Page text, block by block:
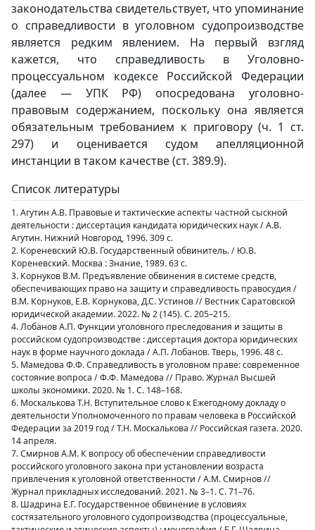
законодательства свидетельствует, что упоминание
о справедливости в уголовном судопроизводстве
является редким явлением. На первый взгляд
кажется, что справедливость в Уголовно-
процессуальном кодексе Российской Федерации
(далее — УПК РФ) опосредована уголовно-
правовым содержанием, поскольку она является
обязательным требованием к приговору (ч. 1 ст.
297) и оценивается судом апелляционной
инстанции в таком качестве (ст. 389.9).
Список литературы
1. Агутин А.В. Правовые и тактические аспекты частной сыскной
деятельности : диссертация кандидата юридических наук / А.В.
Агутин. Нижний Новгород, 1996. 309 с.
2. Кореневский Ю.В. Государственный обвинитель. / Ю.В.
Кореневский. Москва : Знание, 1989. 63 с.
3. Корнуков В.М. Предъявление обвинения в системе средств,
обеспечивающих право на защиту и справедливость правосудия /
В.М. Корнуков, Е.В. Корнукова, Д.С. Устинов // Вестник Саратовской
юридической академии. 2022. № 2 (145). С. 205–215.
4. Лобанов А.П. Функции уголовного преследования и защиты в
российском судопроизводстве : диссертация доктора юридических
наук в форме научного доклада / А.П. Лобанов. Тверь, 1996. 48 с.
5. Мамедова Ф.Ф. Справедливость в уголовном праве: современное
состояние вопроса / Ф.Ф. Мамедова // Право. Журнал Высшей
школы экономики. 2020. № 1. С. 148–168.
6. Москалькова Т.Н. Вступительное слово к Ежегодному докладу о
деятельности Уполномоченного по правам человека в Российской
Федерации за 2019 год / Т.Н. Москалькова // Российская газета. 2020.
14 апреля.
7. Смирнов А.М. К вопросу об обеспечении справедливости
российского уголовного закона при установлении возраста
привлечения к уголовной ответственности / А.М. Смирнов //
Журнал прикладных исследований. 2021. № 3–1. С. 71–76.
8. Шадрина Е.Г. Государственное обвинение в условиях
состязательного уголовного судопроизводства (процессуальные,